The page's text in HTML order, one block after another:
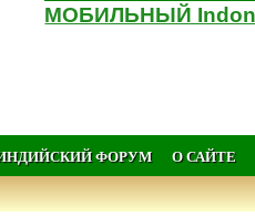
МОБИЛЬНЫЙ
ФОРУМ О САЙТЕ